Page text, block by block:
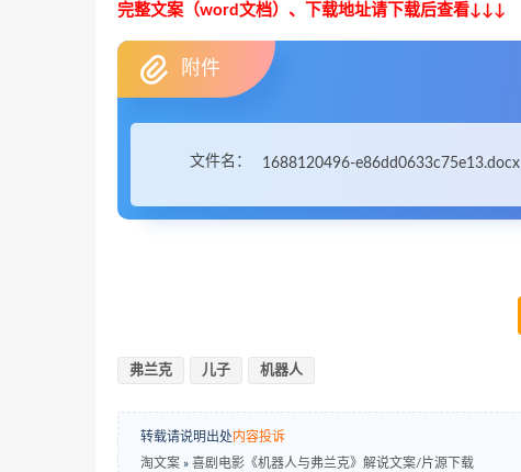
完整文案（word文档）、下载地址请下载后查看↓↓↓
附件
文件名： 1688120496-e86dd0633c75e13.docx
弗兰克 儿子 机器人
转载请说明出处内容投诉
淘文案 » 喜剧电影《机器人与弗兰克》解说文案/片源下载